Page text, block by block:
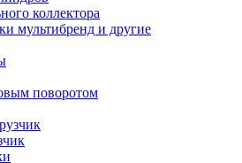
коллектора
мультибренд и другие
поворотом